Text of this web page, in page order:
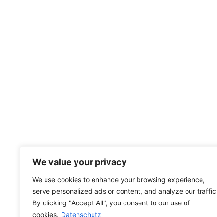
We value your privacy
We use cookies to enhance your browsing experience,
serve personalized ads or content, and analyze our
By clicking "Accept All", you consent to our use of
cookies. Datenschutz